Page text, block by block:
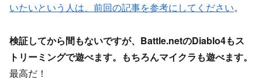
いたいという人は、前回の記事を参考にしてください。
検証してから間もないですが、Battle.netのDiablo4もス
トリーミングで遊べます。もちろんマイクラも遊べます。
最高だ！